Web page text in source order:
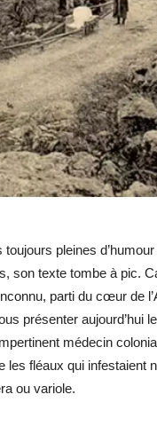
pleines
son texte tombe à pic.
parti du cœur de
présenter aujourd’hui
médecin
les fléaux qui infestaient
ou variole.